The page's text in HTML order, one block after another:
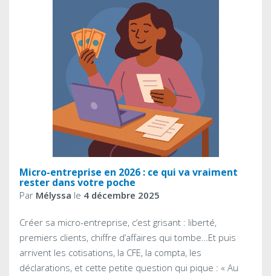
Micro-entreprise en 2026 : ce qui va vraiment
rester dans votre poche
Par Mélyssa le 4 décembre 2025
Créer sa micro-entreprise, c’est grisant : liberté,
premiers clients, chiffre d’affaires qui tombe…Et puis
arrivent les cotisations, la CFE, la compta, les
déclarations, et cette petite question qui pique : « Au